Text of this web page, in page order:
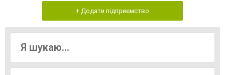
+ Додати підприємство